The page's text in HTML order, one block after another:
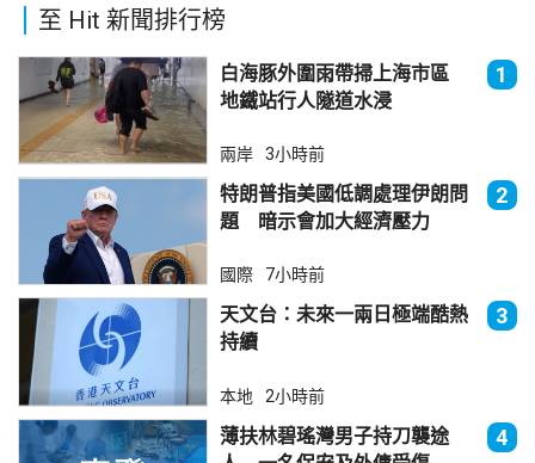
至 Hit 新聞排行榜
白海豚外圍雨帶掃上海市區
地鐵站行人隧道水浸
1
兩岸 3小時前
特朗普指美國低調處理伊朗問
題 暗示會加大經濟壓力
2
國際 7小時前
天文台：未來一兩日極端酷熱
持續
3
本地 2小時前
薄扶林碧瑤灣男子持刀襲途
4